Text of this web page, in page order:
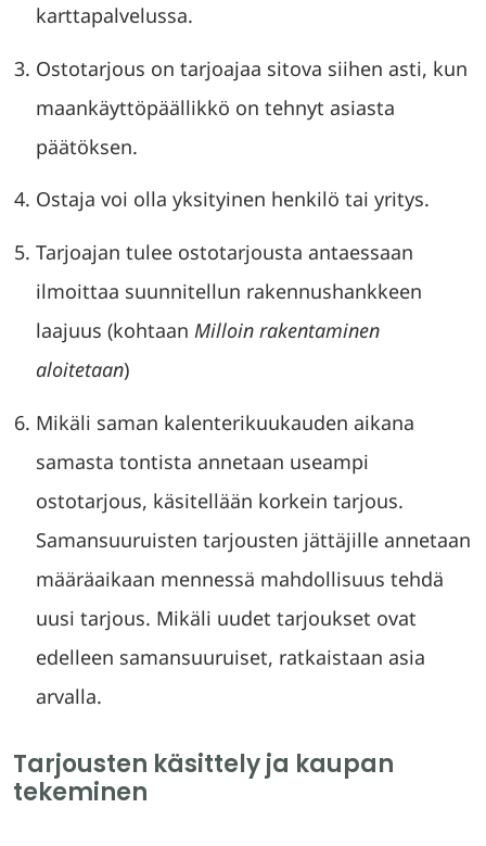
karttapalvelussa.
Ostotarjous on tarjoajaa sitova siihen asti, kun
maankäyttöpäällikkö on tehnyt asiasta
päätöksen.
Ostaja voi olla yksityinen henkilö tai yritys.
Tarjoajan tulee ostotarjousta antaessaan
ilmoittaa suunnitellun rakennushankkeen
laajuus (kohtaan Milloin rakentaminen
aloitetaan)
Mikäli saman kalenterikuukauden aikana
samasta tontista annetaan useampi
ostotarjous, käsitellään korkein tarjous.
Samansuuruisten tarjousten jättäjille annetaan
määräaikaan mennessä mahdollisuus tehdä
uusi tarjous. Mikäli uudet tarjoukset ovat
edelleen samansuuruiset, ratkaistaan asia
arvalla.
Tarjousten käsittely ja kaupan
tekeminen